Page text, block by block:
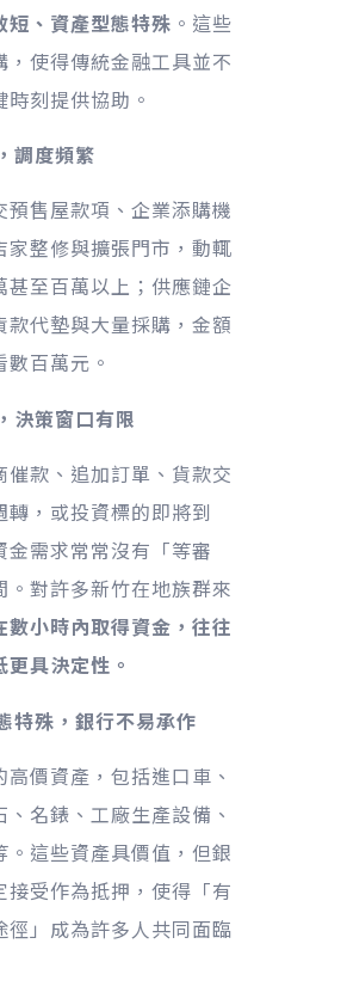
短、資產型態特殊 。這些
，使得傳統金融工具並不
刻提供協助。
調度頻繁
預售屋款項、企業添購機
家整修與擴張門市，動輒
甚至百萬以上；供應鏈企
款代墊與大量採購，金額
百萬元。
決策窗口有限
催款、追加訂單、貨款交
轉，或投資標的即將到
金需求常常沒有「等審
。對許多新竹在地族群來
數小時內取得資金，往往
具決定性。
特殊，銀行不易承作
價資產，包括進口車、
、名錶、工廠生產設備、
。這些資產具價值，但銀
接受作為抵押，使得「有
徑」成為許多人共同面臨